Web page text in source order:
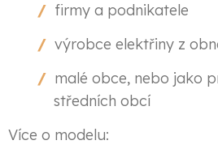
firmy a podnikatele
výrobce elektřiny z
malé obce, nebo jako
středních obcí
Více o modelu: